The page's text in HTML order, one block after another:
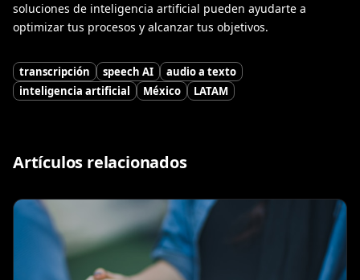
soluciones de inteligencia artificial pueden ayudarte a
optimizar tus procesos y alcanzar tus objetivos.
transcripción speech AI
audio a texto
inteligencia artificial
México LATAM
Artículos relacionados